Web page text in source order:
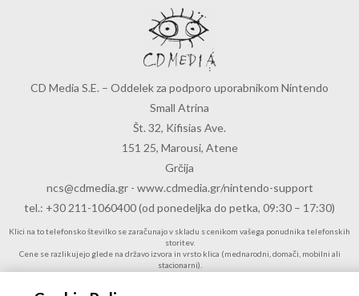
CD Media S.E. – Oddelek za podporo uporabnikom Nintendo
Small Atrina
Št. 32, Kifisias Ave.
151 25, Marousi, Atene
Grčija
ncs@cdmedia.gr- www.cdmedia.gr/nintendo-support
tel.: +30 211-1060400 (od ponedeljka do petka, 09:30 – 17:30)
Klici na to telefonsko številko se zaračunajo v skladu s cenikom vašega ponudnika telefonskih
storitev.
Cene se razlikujejo glede na državo izvora in vrsto klica (mednarodni, domači, mobilni ali
stacionarni).